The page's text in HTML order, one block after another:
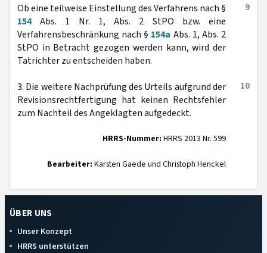
9
Ob eine teilweise Einstellung des Verfahrens nach §
154Abs. 1 Nr. 1, Abs. 2 StPO bzw. eine
Verfahrensbeschränkung nach § 154a Abs. 1, Abs. 2
StPO in Betracht gezogen werden kann, wird der
Tatrichter zu entscheiden haben.
10
3. Die weitere Nachprüfung des Urteils aufgrund der
Revisionsrechtfertigung hat keinen Rechtsfehler
zum Nachteil des Angeklagten aufgedeckt.
HRRS-Nummer: HRRS 2013 Nr. 599
Bearbeiter: Karsten Gaede und Christoph Henckel
ÜBER UNS
Unser Konzept
HRRS unterstützen